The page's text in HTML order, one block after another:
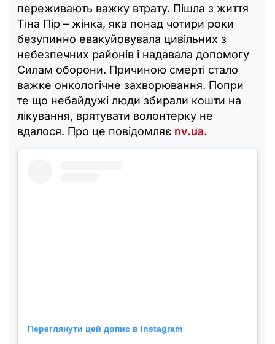
переживають важку втрату. Пішла з життя
Тіна Пір – жінка, яка понад чотири роки
безупинно евакуйовувала цивільних з
небезпечних районів і надавала допомогу
Силам оборони. Причиною смерті стало
важке онкологічне захворювання. Попри
те що небайдужі люди збирали кошти на
лікування, врятувати волонтерку не
вдалося. Про це повідомляє nv.ua.
Переглянути цей допис в Instagram